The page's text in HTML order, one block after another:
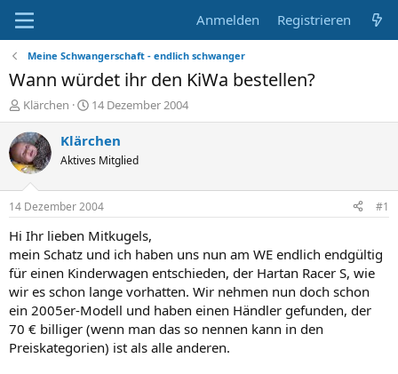
Anmelden Registrieren
Meine Schwangerschaft - endlich schwanger
Wann würdet ihr den KiWa bestellen?
E
r
s
t
e
e
r
Klärchen
E
r
s
e
l
t
a
14 Dezember 2004
Klärchen
Aktives Mitglied
14 Dezember 2004 #1
Hi Ihr lieben Mitkugels,
mein Schatz und ich haben uns nun am WE endlich endgültig
für einen Kinderwagen entschieden, der Hartan Racer S, wie
wir es schon lange vorhatten. Wir nehmen nun doch schon
ein 2005er-Modell und haben einen Händler gefunden, der
70 € billiger (wenn man das so nennen kann in den
Preiskategorien) ist als alle anderen.